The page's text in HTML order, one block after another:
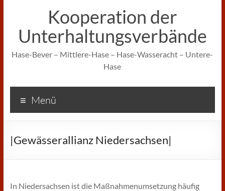
Kooperation der
Unterhaltungsverbände
Hase-Bever – Mittlere-Hase – Hase-Wasseracht – Untere-
Hase
Menü
|Gewässerallianz Niedersachsen|
In Niedersachsen ist die Maßnahmenumsetzung häufig